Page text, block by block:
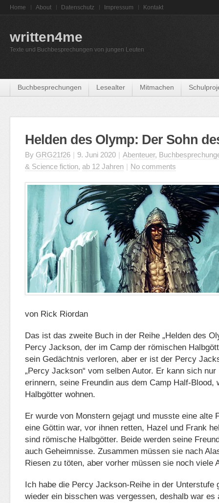
Home About Datenschutz Impressum Kontakt
written4me
Texte und Buchbesprechungen von jungen Leuten
Buchbesprechungen Lesealter Mitmachen
Helden des Olymp: Der Sohn
By GRG21f26 | 9. Juni 2020 | Abenteuer,
& Science fiction, ab 12 Jahren | No comments
von Rick Riordan
Das ist das zweite Buch in der Reihe „Helden des
Percy Jackson, der im Camp der römischen
sein Gedächtnis verloren, aber er ist der Percy
„Percy Jackson“ vom selben Autor. Er kann sich nur
erinnern, seine Freundin aus dem Camp Half-Blood,
Halbgötter wohnen.
Er wurde von Monstern gejagt und musste eine alte
eine Göttin war, vor ihnen retten, Hazel und Frank
sind römische Halbgötter. Beide werden seine
auch Geheimnisse. Zusammen müssen sie nach
Riesen zu töten, aber vorher müssen sie noch viele
Ich habe die Percy Jackson-Reihe in der Unterstufe
wieder ein bisschen was vergessen, deshalb war es